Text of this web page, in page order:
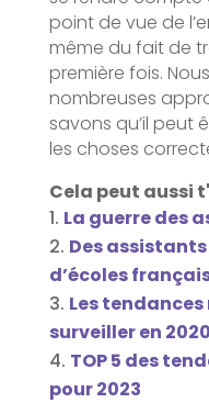
point de vue de
même du fait de
première fois.
nombreuses
savons qu’il peut
les choses
Cela peut aussi
La guerre des
Des
d’écoles
Les
surveiller en 2020
TOP 5 des
pour 2023